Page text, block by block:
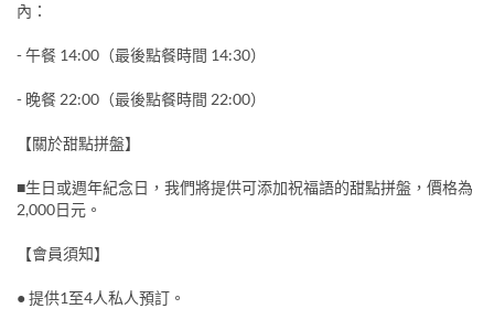
內：
- 午餐 14:00（最後點餐時間 14:30）
- 晚餐 22:00（最後點餐時間 22:00）
【關於甜點拼盤】
■生日或週年紀念日，我們將提供可添加祝福語的甜點拼盤，價格為
2,000日元。
【會員須知】
● 提供1至4人私人預訂。